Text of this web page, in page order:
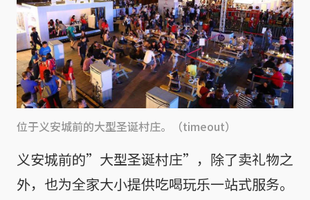
位于义安城前的大型圣诞村庄。（timeout）
义安城前的”大型圣诞村庄”，除了卖礼物之
外，也为全家大小提供吃喝玩乐一站式服务。